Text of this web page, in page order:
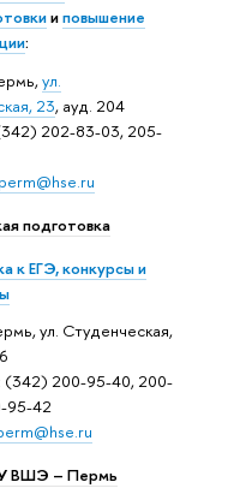
иповышение
:
ул.
23, ауд. 204
202-83-03, 205-
подготовка
к ЕГЭ, конкурсы и
ул. Студенческая,
(342) 200-95-40, 200-
95-42
ВШЭ – Пермь